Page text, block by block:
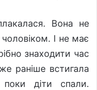
Вона не
І не має
знаходити час
раніше встигала
поки діти спали.